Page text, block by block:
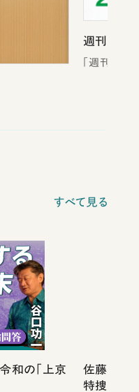
週刊新潮
「週刊新潮
すべて見る
和の「上京
佐藤優vs
特捜取調